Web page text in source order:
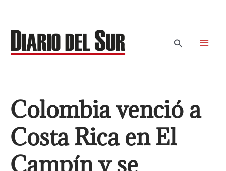
contenido
Buscar
Colombia venció a
Costa Rica en El
Campín y se